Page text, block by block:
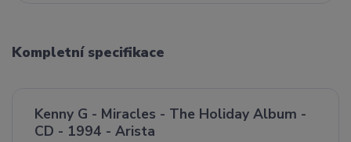
Kompletní specifikace
Kenny G - Miracles - The Holiday Album -
CD - 1994 - Arista